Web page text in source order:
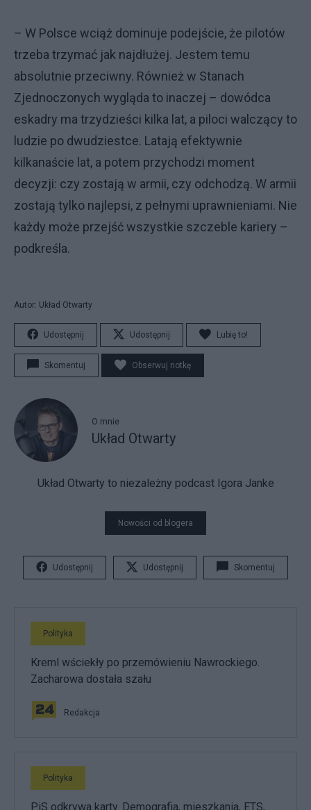
– W Polsce wciąż dominuje podejście, że pilotów
trzeba trzymać jak najdłużej. Jestem temu
absolutnie przeciwny. Również w Stanach
Zjednoczonych wygląda to inaczej – dowódca
eskadry ma trzydzieści kilka lat, a piloci walczący to
ludzie po dwudziestce. Latają efektywnie
kilkanaście lat, a potem przychodzi moment
decyzji: czy zostają w armii, czy odchodzą. W armii
zostają tylko najlepsi, z pełnymi uprawnieniami. Nie
każdy może przejść wszystkie szczeble kariery –
podkreśla.
Autor: Układ Otwarty
Udostępnij Udostępnij Lubię to!
Skomentuj Obserwuj notkę
O mnie
Układ Otwarty
Układ Otwarty to niezależny podcast Igora Janke
Nowości od blogera
Udostępnij Udostępnij Skomentuj
Polityka
Kreml wściekły po przemówieniu Nawrockiego.
Zacharowa dostała szału
Redakcja
Polityka
PiS odkrywa karty. Demografia, mieszkania, ETS,